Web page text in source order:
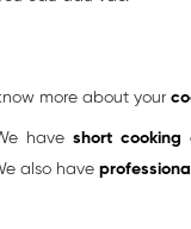
more about your
have short cooking
also have